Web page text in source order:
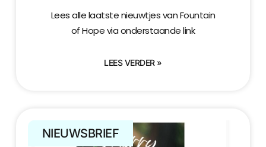
Lees alle laatste nieuwtjes van Fountain
of Hope via onderstaande link
LEES VERDER »
NIEUWSBRIEF